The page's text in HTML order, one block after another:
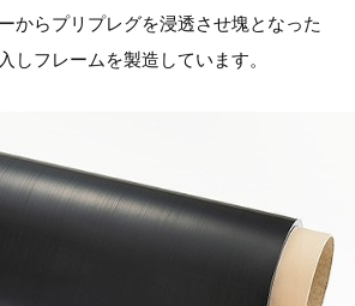
からプリプレグを浸透させ塊となった
しフレームを製造しています。